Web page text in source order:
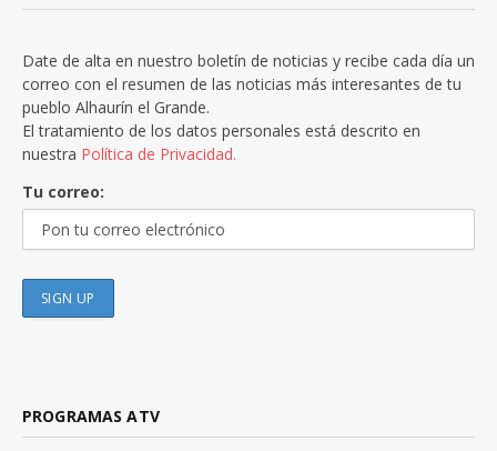
Date de alta en nuestro boletín de noticias y recibe cada día un
correo con el resumen de las noticias más interesantes de tu
pueblo Alhaurín el Grande.
El tratamiento de los datos personales está descrito en
nuestra Política de Privacidad.
Tu correo:
PROGRAMAS ATV